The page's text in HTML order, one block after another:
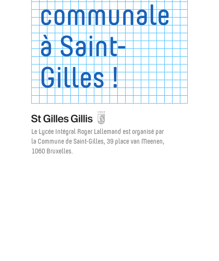
communale
à Saint-
Gilles !
Le Lycée Intégral Roger Lallemand est organisé par
la Commune de Saint-Gilles, 39 place van Meenen,
1060 Bruxelles.